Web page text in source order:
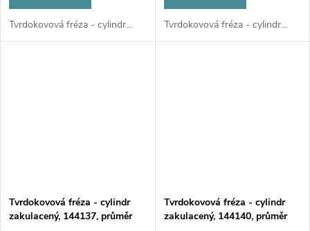
Tvrdokovová fréza - cylindr... Tvrdokovová fréza - cylindr...
Tvrdokovová fréza - cylindr
zakulacený, 144137, průměr
Tvrdokovová fréza - cylindr
zakulacený, 144140, průměr